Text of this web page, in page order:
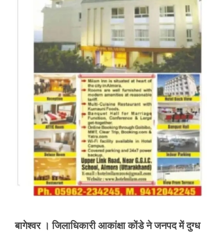
बागेश्वर । जिलाधिकारी आकांक्षा कोंडे ने जनपद में दुग्ध